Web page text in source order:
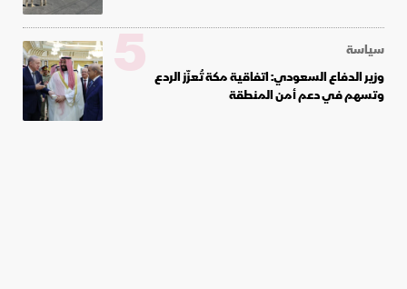
سياسة
وزير الدفاع السعودي: اتفاقية مكة تُعزّز الردع
وتسهم في دعم أمن المنطقة
5